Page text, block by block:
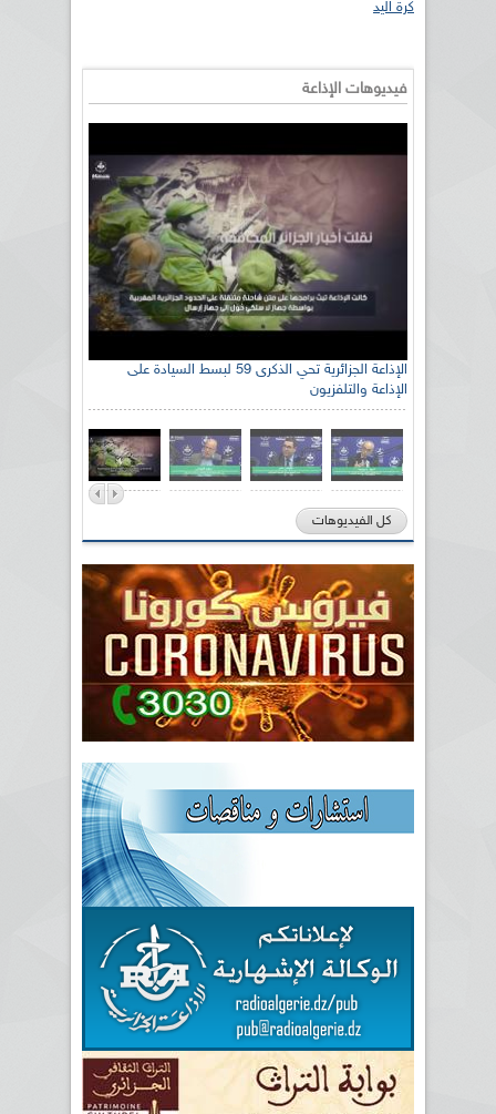
كرة اليد
فيديوهات الإذاعة
الإذاعة الجزائرية تحي الذكرى 59 لبسط السيادة على
الإذاعة والتلفزيون
كل الفيديوهات